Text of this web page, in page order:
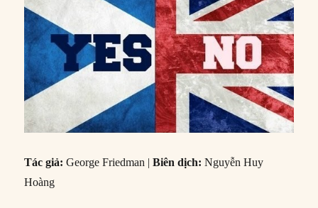
Tác giả: George Friedman |Biên dịch: Nguyễn Huy
Hoàng